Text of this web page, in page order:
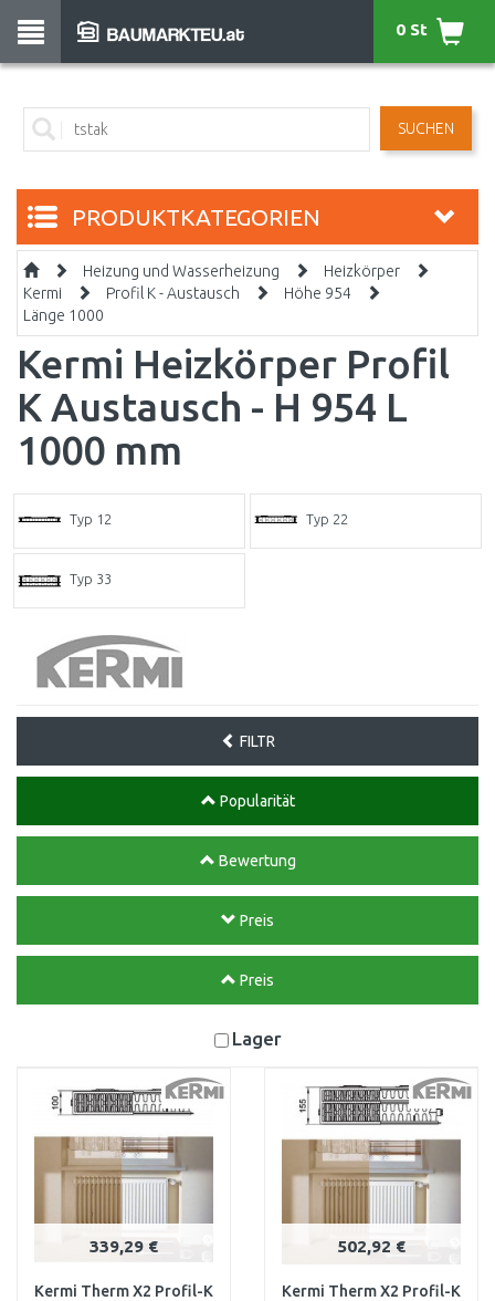
SUCHEN
0 St
PRODUKTKATEGORIEN
Heizung und Wasserheizung
Heizkörper
Kermi
Profil K - Austausch
Höhe 954
Länge 1000
Kermi Heizkörper Profil
K Austausch - H 954 L
1000 mm
Typ 12 Typ 22
Typ 33
FILTR
Popularität
Bewertung
Preis
Preis
Lager
339,29 €
Kermi Therm X2 Profil-K
502,92 €
Kermi Therm X2 Profil-K